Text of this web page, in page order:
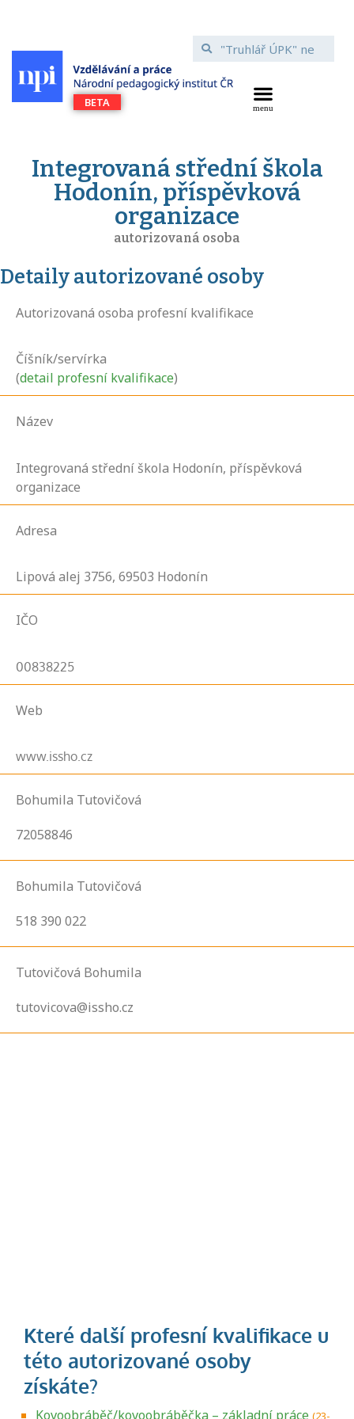
Integrovaná střední škola
Hodonín, příspěvková
organizace
autorizovaná osoba
Detaily autorizované osoby
Autorizovaná osoba profesní kvalifikace
Číšník/servírka
(detail profesní kvalifikace)
Název
Integrovaná střední škola Hodonín, příspěvková
organizace
Adresa
Lipová alej 3756, 69503 Hodonín
IČO
00838225
Web
www.issho.cz
Bohumila Tutovičová
72058846
Bohumila Tutovičová
518 390 022
Tutovičová Bohumila
tutovicova@issho.cz
Kovoobráběč/kovoobráběčka – základní práce (23-